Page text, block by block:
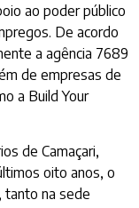
ao poder público
De acordo
a agência 7689
de empresas de
a Build Your
de Camaçari,
oito anos, o
tanto na sede